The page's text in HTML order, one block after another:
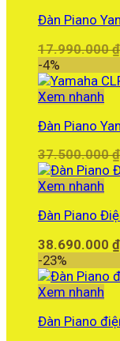
Đàn Piano
17.990.000₫
-4%
Xem nhanh
Đàn Piano
37.500.000₫
Xem nhanh
Đàn Piano
38.690.000 ₫
-23%
Xem nhanh
Đàn Piano